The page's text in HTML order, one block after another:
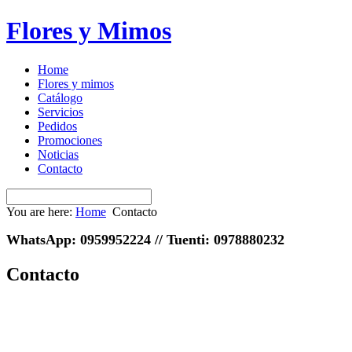
Flores y Mimos
Home
Flores y mimos
Catálogo
Servicios
Pedidos
Promociones
Noticias
Contacto
You are here: Home Contacto
WhatsApp: 0959952224 // Tuenti: 0978880232
Contacto